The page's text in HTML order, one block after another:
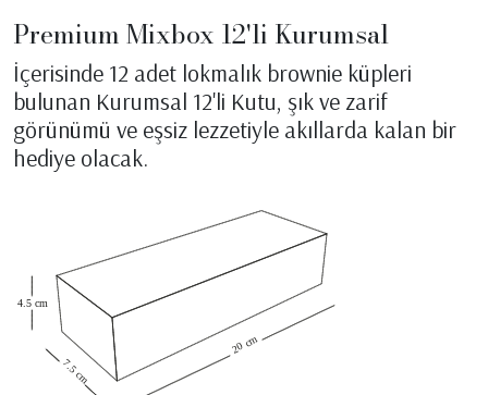
Premium Mixbox 12'li Kurumsal
İçerisinde 12 adet lokmalık brownie küpleri
bulunan Kurumsal 12'li Kutu, şık ve zarif
görünümü ve eşsiz lezzetiyle akıllarda kalan bir
hediye olacak.